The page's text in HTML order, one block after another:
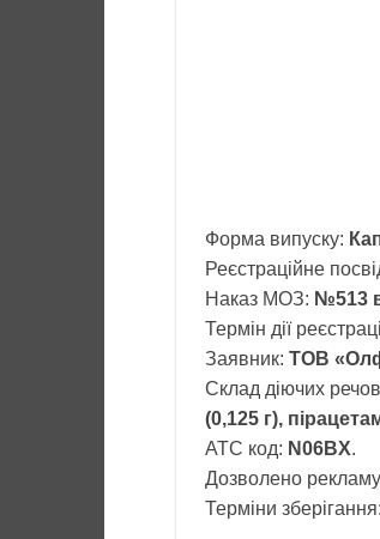
Форма випуску:
Реєстраційне
Наказ МОЗ: №513
Термін дії
Заявник: ТОВ
Склад діючих
(0,125 г),
АТС код: N06BX.
Дозволено
Терміни зберігання: